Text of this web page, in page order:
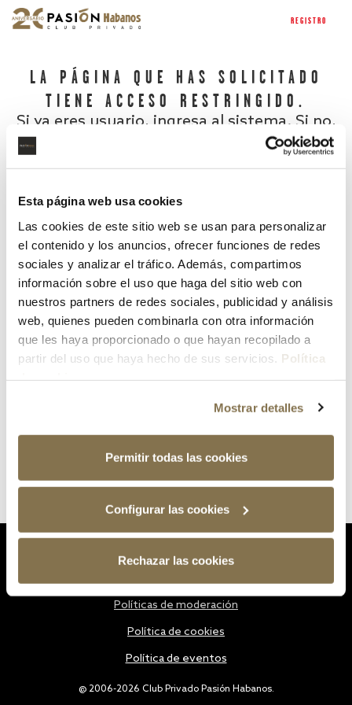
Esta página web usa cookies
Las cookies de este sitio web se usan para personalizar
el contenido y los anuncios, ofrecer funciones de redes
sociales y analizar el tráfico. Además, compartimos
información sobre el uso que haga del sitio web con
nuestros partners de redes sociales, publicidad y análisis
web, quienes pueden combinarla con otra información
que les haya proporcionado o que hayan recopilado a
partir del uso que haya hecho de sus servicios. Política
Mostrar detalles
Permitir todas las cookies
Configurar las cookies
Rechazar las cookies
REGISTRO
LA PÁGINA QUE HAS SOLICITADO
TIENE ACCESO RESTRINGIDO.
Si ya eres usuario, ingresa al sistema. Si no,
¿Has olvidado tu contraseña?
@ 2006-2026 Club Privado Pasión Habanos.
Políticas de moderación
Política de cookies
Política de eventos